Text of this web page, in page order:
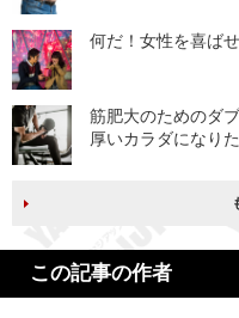
何だ！女性を喜ば
筋肥大のためのダ
厚いカラダになり
この記事の作者